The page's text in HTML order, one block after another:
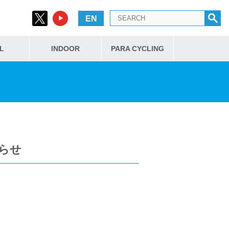
EN
INDOOR PARA CYCLING
せ